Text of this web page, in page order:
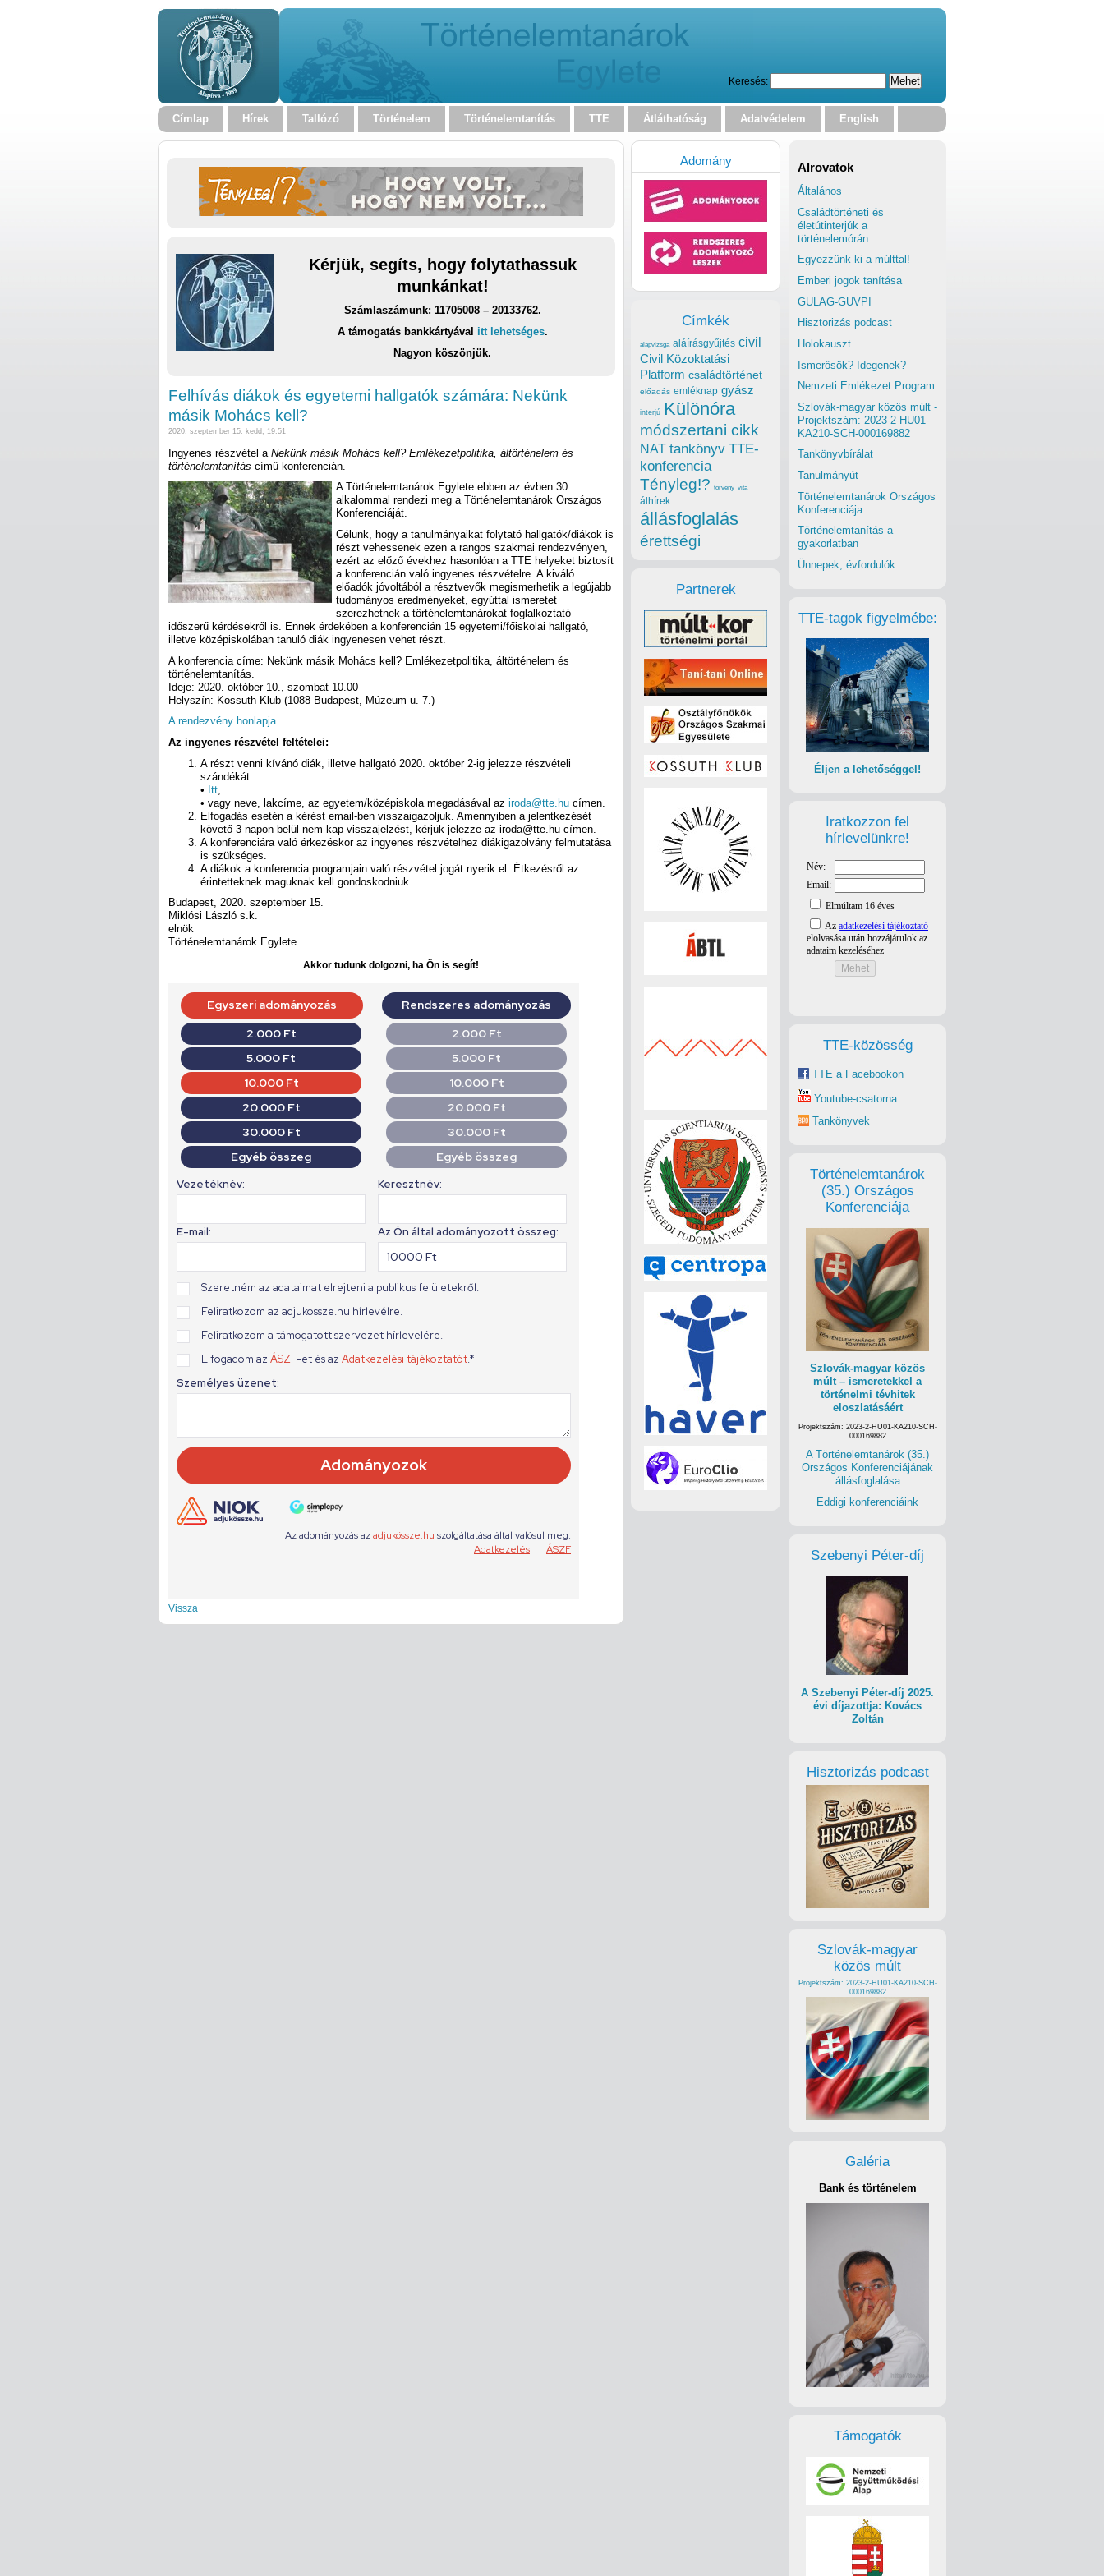
Keresés:
Címlap Hírek Tallózó Történelem Történelemtanítás TTE Átláthatóság Adatvédelem English
Kérjük, segíts, hogy folytathassuk
munkánkat!
Számlaszámunk: 11705008 – 20133762.
A támogatás bankkártyával itt lehetséges.
Nagyon köszönjük.
Felhívás diákok és egyetemi hallgatók számára: Nekünk
másik Mohács kell?
2020. szeptember 15. kedd, 19:51
Ingyenes részvétel a Nekünk másik Mohács kell? Emlékezetpolitika, áltörténelem és
történelemtanítás című konferencián.
A Történelemtanárok Egylete ebben az évben 30.
alkalommal rendezi meg a Történelemtanárok Országos
Konferenciáját.
Célunk, hogy a tanulmányaikat folytató hallgatók/diákok is
részt vehessenek ezen a rangos szakmai rendezvényen,
ezért az előző évekhez hasonlóan a TTE helyeket biztosít
a konferencián való ingyenes részvételre. A kiváló
előadók jóvoltából a résztvevők megismerhetik a legújabb
tudományos eredményeket, egyúttal ismeretet
szerezhetnek a történelemtanárokat foglalkoztató
időszerű kérdésekről is. Ennek érdekében a konferencián 15 egyetemi/főiskolai hallgató,
illetve középiskolában tanuló diák ingyenesen vehet részt.
A konferencia címe: Nekünk másik Mohács kell? Emlékezetpolitika, áltörténelem és
történelemtanítás.
Ideje: 2020. október 10., szombat 10.00
Helyszín: Kossuth Klub (1088 Budapest, Múzeum u. 7.)
A rendezvény honlapja
Az ingyenes részvétel feltételei:
A részt venni kívánó diák, illetve hallgató 2020. október 2-ig jelezze részvételi
szándékát.
• Itt,
• vagy neve, lakcíme, az egyetem/középiskola megadásával az iroda@tte.hucímen.
Elfogadás esetén a kérést email-ben visszaigazoljuk. Amennyiben a jelentkezését
követő 3 napon belül nem kap visszajelzést, kérjük jelezze az iroda@tte.hu címen.
A konferenciára való érkezéskor az ingyenes részvételhez diákigazolvány felmutatása
is szükséges.
A diákok a konferencia programjain való részvétel jogát nyerik el. Étkezésről az
érintetteknek maguknak kell gondoskodniuk.
Budapest, 2020. szeptember 15.
Miklósi László s.k.
elnök
Történelemtanárok Egylete
Akkor tudunk dolgozni, ha Ön is segít!
Vissza
Alrovatok
Általános
Családtörténeti és
életútinterjúk a
történelemórán
Egyezzünk ki a múlttal!
Emberi jogok tanítása
GULAG-GUVPI
Hisztorizás podcast
Holokauszt
Ismerősök? Idegenek?
Nemzeti Emlékezet Program
Szlovák-magyar közös múlt -
Projektszám: 2023-2-HU01-
KA210-SCH-000169882
Tankönyvbírálat
Tanulmányút
Történelemtanárok Országos
Konferenciája
Történelemtanítás a
gyakorlatban
Ünnepek, évfordulók
TTE-tagok figyelmébe:
Éljen a lehetőséggel!
Iratkozzon fel
hírlevelünkre!
TTE-közösség
TTE a Facebookon
Youtube-csatorna
Tankönyvek
Történelemtanárok
(35.) Országos
Konferenciája
Szlovák-magyar közös
múlt – ismeretekkel a
történelmi tévhitek
eloszlatásáért
Projektszám: 2023-2-HU01-KA210-SCH-
000169882
A Történelemtanárok (35.)
Országos Konferenciájának
állásfoglalása
Eddigi konferenciáink
Szebenyi Péter-díj
A Szebenyi Péter-díj 2025.
évi díjazottja: Kovács
Zoltán
Hisztorizás podcast
Szlovák-magyar
közös múlt
Projektszám: 2023-2-HU01-KA210-SCH-
000169882
Galéria
Bank és történelem
Támogatók
Adomány
Címkék
alapvizsga aláírásgyűjtés civil
Civil Közoktatási
Platform családtörténet
előadás emléknap gyász
interjú Különóra
módszertani cikk
NAT tankönyv TTE-
konferencia
Tényleg!? törvény vita
álhírek
állásfoglalás
érettségi
Partnerek